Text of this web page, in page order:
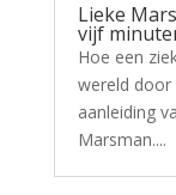
Lieke
vijf
Hoe een
wereld door
aanleiding
Marsman....